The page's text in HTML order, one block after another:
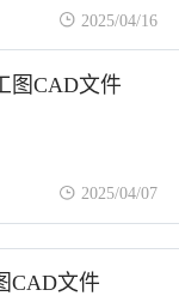
2025/04/16
图CAD文件
2025/04/07
CAD文件